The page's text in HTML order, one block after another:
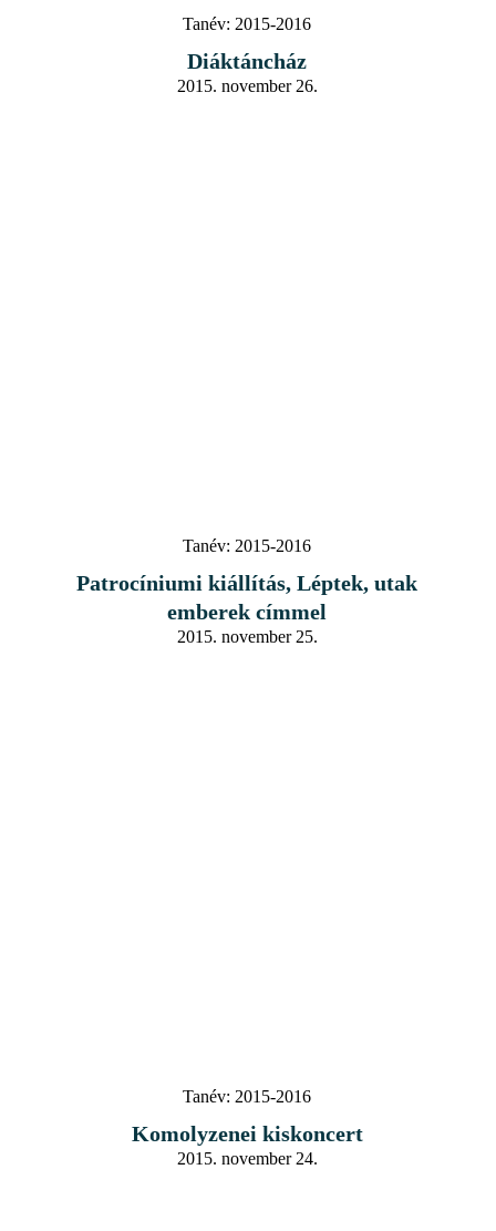
Tanév: 2015-2016
Diáktáncház
2015. november 26.
Tanév: 2015-2016
Patrocíniumi kiállítás, Léptek, utak
emberek címmel
2015. november 25.
Tanév: 2015-2016
Komolyzenei kiskoncert
2015. november 24.